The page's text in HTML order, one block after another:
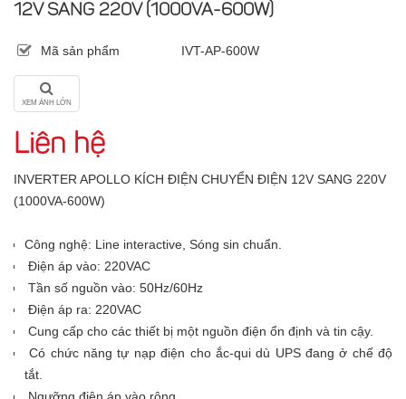
12V SANG 220V (1000VA-600W)
Mã sản phẩm IVT-AP-600W
XEM ẢNH LỚN
Liên hệ
INVERTER APOLLO KÍCH ĐIỆN CHUYỂN ĐIỆN 12V SANG 220V
(1000VA-600W)
Công nghệ: Line interactive, Sóng sin chuẩn.
Điện áp vào: 220VAC
Tần số nguồn vào: 50Hz/60Hz
Điện áp ra: 220VAC
Cung cấp cho các thiết bị một nguồn điện ổn định và tin cậy.
Có chức năng tự nạp điện cho ắc-qui dù UPS đang ở chế độ
tắt.
Ngưỡng điện áp vào rộng.